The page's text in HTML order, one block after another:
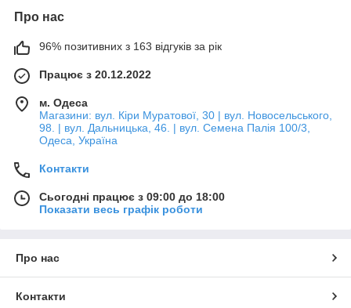
Про нас
96% позитивних з 163 відгуків за рік
Працює з 20.12.2022
м. Одеса
Магазини: вул. Кіри Муратової, 30 | вул. Новосельського,
98. | вул. Дальницька, 46. | вул. Семена Палія 100/3,
Одеса, Україна
Контакти
Сьогодні працює з 09:00 до 18:00
Показати весь графік роботи
Про нас
Контакти